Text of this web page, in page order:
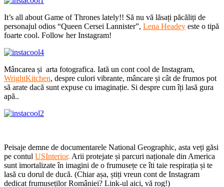
It’s all about Game of Thrones lately!! Să nu vă lăsați păcăliți de
personajul odios “Queen Cersei Lannister”, Lena Headey este o tipă
foarte cool. Follow her Instagram!
Mâncarea și arta fotografica. Iată un cont cool de Instagram,
WrightKitchen, despre culori vibrante, mâncare și cât de frumos pot
să arate dacă sunt expuse cu imaginație. Si despre cum îți lasă gura
apă..
Peisaje demne de documentarele National Geographic, asta veți găsi
pe contul USInterior. Arii protejate și parcuri naționale din America
sunt imortalizate în imagini de o frumusețe ce îti taie respirația și te
lasă cu dorul de ducă. (Chiar așa, știți vreun cont de Instagram
dedicat frumuseților României? Link-ul aici, vă rog!)